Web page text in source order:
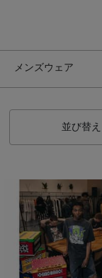
メンズウェア
並び替え